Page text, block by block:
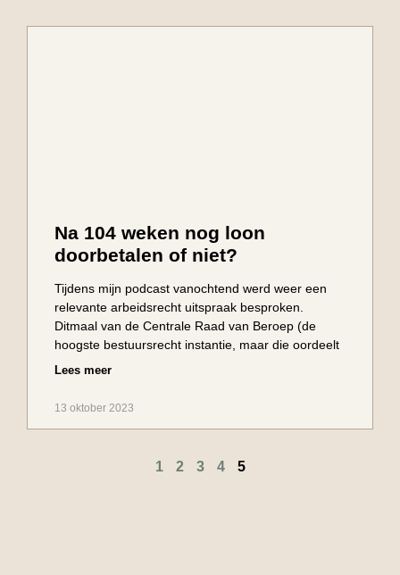
Na 104 weken nog loon
doorbetalen of niet?
Tijdens mijn podcast vanochtend werd weer een
relevante arbeidsrecht uitspraak besproken.
Ditmaal van de Centrale Raad van Beroep (de
hoogste bestuursrecht instantie, maar die oordeelt
Lees meer
13 oktober 2023
1 2 3 4 5